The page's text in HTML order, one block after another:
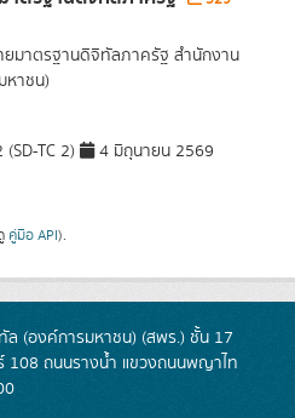
มาตรฐานดิจิทัลภาครัฐ สำนักงาน
าชน)
TC 2) 4 มิถุนายน 2569
คู่มือ API).
(องค์การมหาชน) (สพร.) ชั้น 17
108 ถนนรางน้ำ แขวงถนนพญาไท